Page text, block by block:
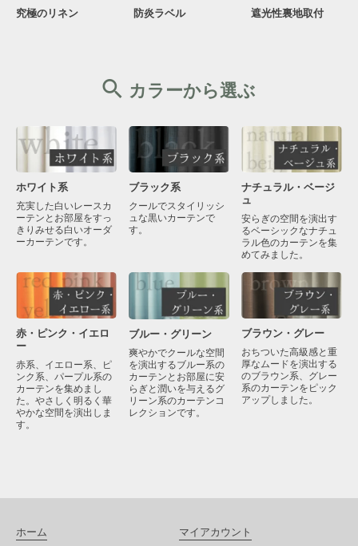
究極のリネン 防炎ラベル 遮光性裏地取付
カラーから選ぶ
ホワイト系
充実した白いレースカ
ーテンとお部屋をすっ
きりみせる白いオーダ
ーカーテンです。
ブラック系
クールでスタイリッシ
ュな黒いカーテンで
す。
ナチュラル・ベージ
ュ
安らぎの空間を演出す
るベーシックなナチュ
ラル色のカーテンを集
めてみました。
赤・ピンク・イエロ
ー
赤系、イエロー系、ピ
ンク系、パープル系の
カーテンを集めまし
た。やさしく明るく華
やかな空間を演出しま
す。
ブルー・グリーン
爽やかでクールな空間
を演出するブルー系の
カーテンとお部屋に安
らぎと潤いを与えるグ
リーン系のカーテンコ
レクションです。
ブラウン・グレー
おちついた高級感と重
厚なムードを演出する
のブラウン系、グレー
系のカーテンをピック
アップしました。
ホーム マイアカウント